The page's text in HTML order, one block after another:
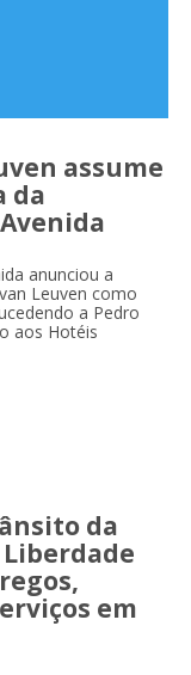
assume
da
anunciou a
Leuven como
a Pedro
aos Hotéis
da
em